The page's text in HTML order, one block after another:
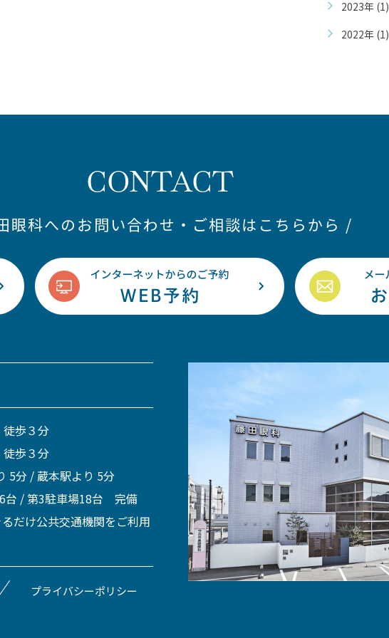
2023年 (1)
2022年 (1)
CONTACT
眼科へのお問い合わせ・ご相談はこちらから /
歩３分
歩３分
5分 / 蔵本駅より 5分
台 / 第3駐車場18台 完備
だけ公共交通機関をご利用
プライバシーポリシー